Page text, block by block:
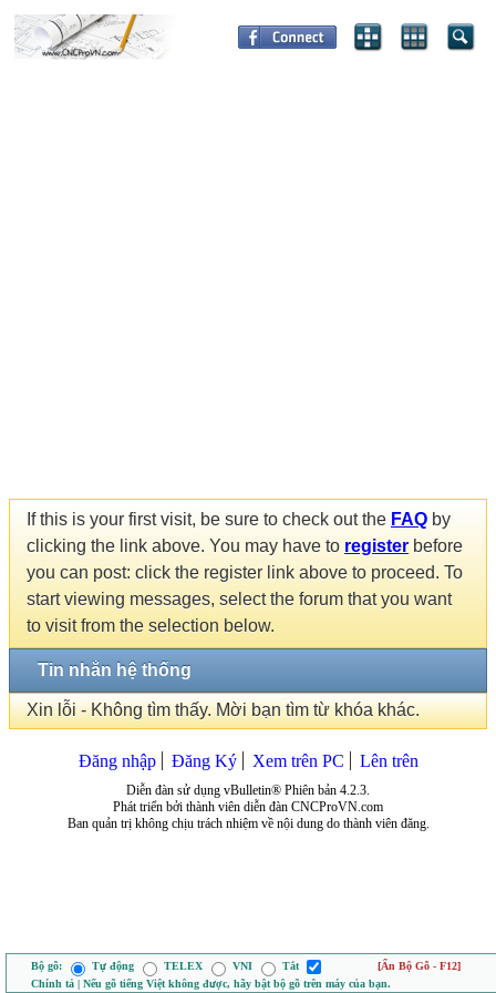
If this is your first visit, be sure to check out the FAQ by
clicking the link above. You may have to register before
you can post: click the register link above to proceed. To
start viewing messages, select the forum that you want
to visit from the selection below.
Tin nhắn hệ thống
Xin lỗi - Không tìm thấy. Mời bạn tìm từ khóa khác.
Đăng nhập Đăng Ký Xem trên PC Lên trên
Diễn đàn sử dụng vBulletin® Phiên bản 4.2.3.
Phát triển bởi thành viên diễn đàn CNCProVN.com
Ban quản trị không chịu trách nhiệm về nội dung do thành viên đăng.
Bộ gõ: Tự động TELEX VNI Tắt
[Ẩn Bộ Gõ - F12]
Chính tả | Nếu gõ tiếng Việt không được, hãy bật bộ gõ trên máy của bạn.